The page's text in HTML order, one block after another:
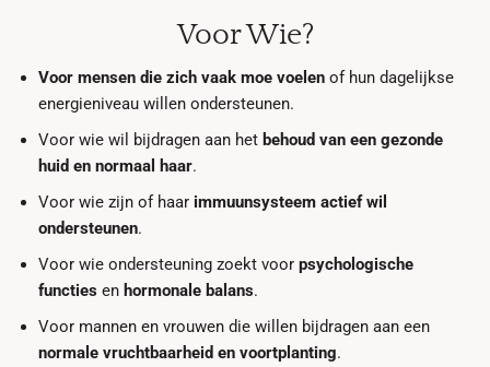
Voor Wie?
Voor mensen die zich vaak moe voelenof hun dagelijkse
energieniveau willen ondersteunen.
Voor wie wil bijdragen aan het behoud van een gezonde
huid en normaal haar.
Voor wie zijn of haar immuunsysteem actief wil
ondersteunen.
Voor wie ondersteuning zoekt voor psychologische
functiesen hormonale balans.
Voor mannen en vrouwen die willen bijdragen aan een
normale vruchtbaarheid en voortplanting.